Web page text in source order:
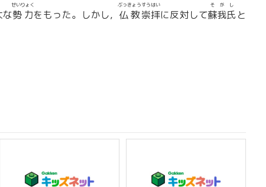
な勢力
せいりょく
をもった。しかし， 仏教
ぶっきょう
崇拝
すうはい
に反対して蘇我氏
そがし
と